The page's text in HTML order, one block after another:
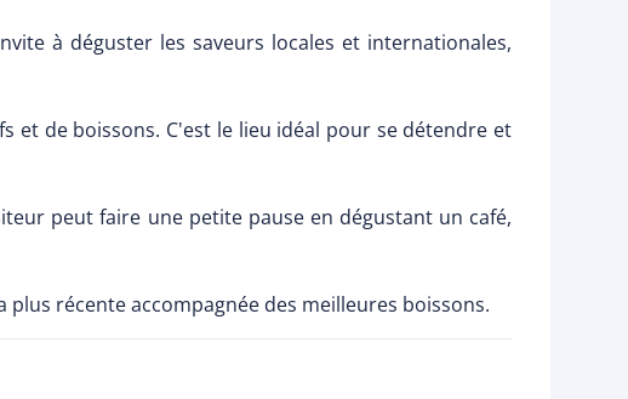
à déguster les saveurs locales et internationales,
et de boissons. C'est le lieu idéal pour se détendre et
peut faire une petite pause en dégustant un café,
récente accompagnée des meilleures boissons.